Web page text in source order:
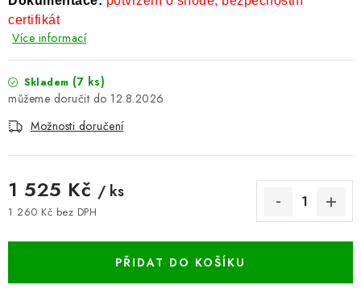
Kontakty Hodnocení obchodu
Reklamace zboží
Odstoupení od kupní smlouvy
Obchodní a dodací podmínky
Ochrana osobních údajú
Cookies
Bezpečnostní certifikáty
certifikát
Více informací
Skladem (7 ks)
12.8.2026
Možnosti doručení
1 525 Kč / ks
1 260 Kč bez DPH
PŘIDAT DO KOŠÍKU